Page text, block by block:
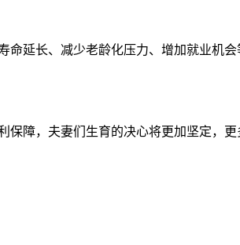
延长、减少老龄化压力、增加就业机会
障，夫妻们生育的决心将更加坚定，